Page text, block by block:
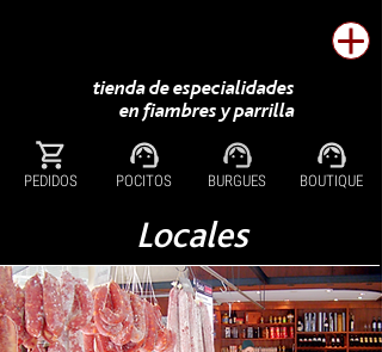
tienda de especialidades
en fiambres y parrilla
PEDIDOS POCITOS BURGUES BOUTIQUE
Locales